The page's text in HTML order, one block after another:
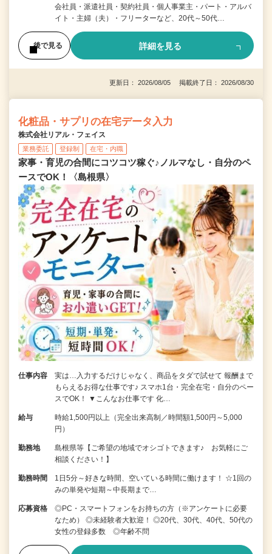
会社員・派遣社員・契約社員・個人事業主・パート・アルバ
イト・主婦（夫）・フリーターなど、20代～50代…
後で見る 詳細を見る
更新日： 2026/08/05 掲載終了日： 2026/08/30
化粧品・サプリの在宅データ入力
株式会社リアル・フェイス
業務委託 登録制 在宅・内職
家事・育児の合間にコツコツ稼ぐ♪ノルマなし・自分のペ
ースでOK！〈島根県〉
仕事内容
実は…入力するだけじゃなく、商品をタダで試せて 報酬まで
もらえるお得な仕事です♪ スマホ1台・完全在宅・自分のペー
スでOK！ ▼こんなお仕事です 化…
給与
時給1,500円以上（完全出来高制／時間額1,500円～5,000
円）
勤務地
島根県等【ご希望の地域でオシゴトできます♪ お気軽にご
相談ください！】
勤務時間
1日5分～好きな時間、空いている時間に働けます！ ☆1回の
みの単発や短期～中長期まで…
応募資格
◎PC・スマートフォンをお持ちの方（※アンケートに必要
なため） ◎未経験者大歓迎！ ◎20代、30代、40代、50代の
女性の登録多数 ◎年齢不問